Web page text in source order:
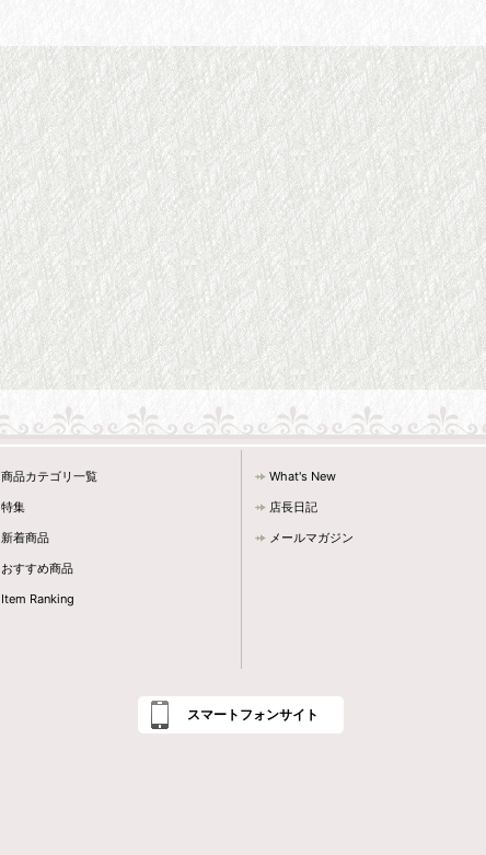
商品カテゴリ一覧
特集
新着商品
おすすめ商品
Item Ranking
What's New
店長日記
メールマガジン
スマートフォンサイト